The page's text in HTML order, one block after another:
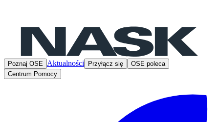
Poznaj OSE Aktualności Przyłącz się
OSE poleca
Centrum Pomocy